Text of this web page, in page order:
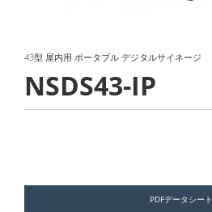
43型 屋内用 ポータブル デジタルサイネージ
NSDS43-IP
PDFデータシート